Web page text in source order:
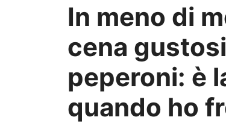
In meno di
cena
peperoni: è
quando ho